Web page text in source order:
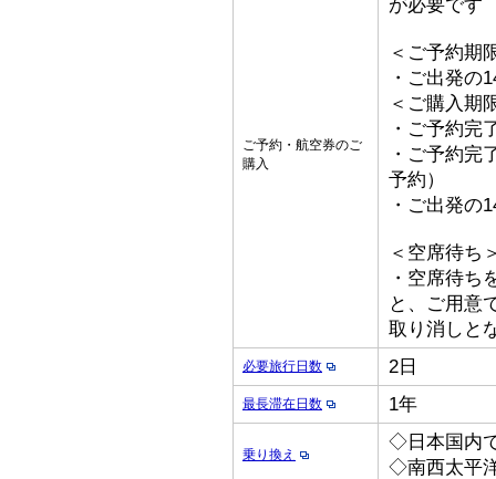
ご予約・航空券のご
購入
が必要です
＜ご予約期
・ご出発の
＜ご購入期
・ご予約完
・ご予約完
予約）
・ご出発の
＜空席待ち
・空席待ち
と、ご用意
取り消しと
必要旅行日数 2日
最長滞在日数 1年
乗り換え
◇日本国内
◇南西太平